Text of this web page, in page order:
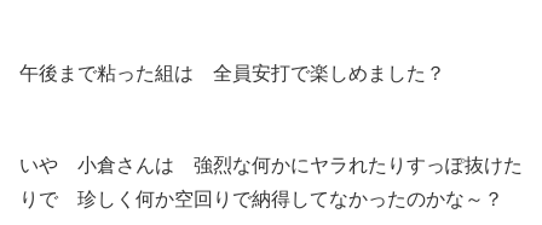
午後まで粘った組は 全員安打で楽しめました？
いや 小倉さんは 強烈な何かにヤラれたりすっぽ抜けた
りで 珍しく何か空回りで納得してなかったのかな～？